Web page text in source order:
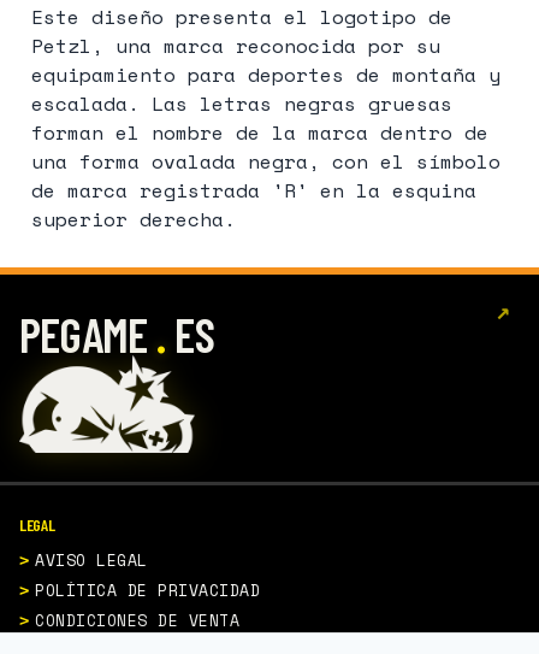
Este diseño presenta el logotipo de
Petzl, una marca reconocida por su
equipamiento para deportes de montaña y
escalada. Las letras negras gruesas
forman el nombre de la marca dentro de
una forma ovalada negra, con el símbolo
de marca registrada 'R' en la esquina
superior derecha.
PEGAME. ES ↗
LEGAL
AVISO LEGAL
POLÍTICA DE PRIVACIDAD
CONDICIONES DE VENTA